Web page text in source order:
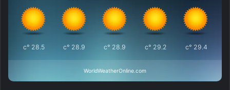
28.5
°c 28.9
°c 28.9
°c 29.2
°c 29.4
°c
WorldWeatherOnline.com